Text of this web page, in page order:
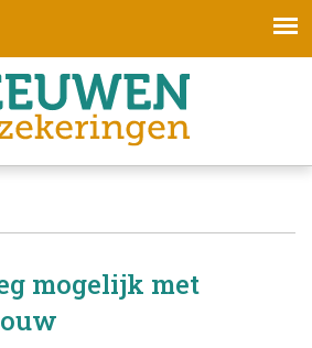
mogelijk met